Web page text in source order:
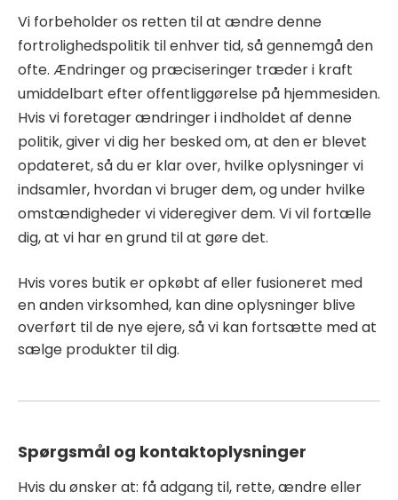
Vi forbeholder os retten til at ændre denne
fortrolighedspolitik til enhver tid, så gennemgå den
ofte. Ændringer og præciseringer træder i kraft
umiddelbart efter offentliggørelse på hjemmesiden.
Hvis vi foretager ændringer i indholdet af denne
politik, giver vi dig her besked om, at den er blevet
opdateret, så du er klar over, hvilke oplysninger vi
indsamler, hvordan vi bruger dem, og under hvilke
omstændigheder vi videregiver dem. Vi vil fortælle
dig, at vi har en grund til at gøre det.
Hvis vores butik er opkøbt af eller fusioneret med
en anden virksomhed, kan dine oplysninger blive
overført til de nye ejere, så vi kan fortsætte med at
sælge produkter til dig.
Spørgsmål og kontaktoplysninger
Hvis du ønsker at: få adgang til, rette, ændre eller